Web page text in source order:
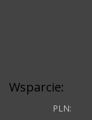
Wsparcie:
PLN: